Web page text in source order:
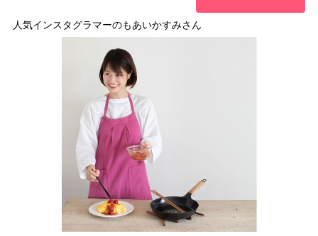
人気インスタグラマーのもあいかすみさん